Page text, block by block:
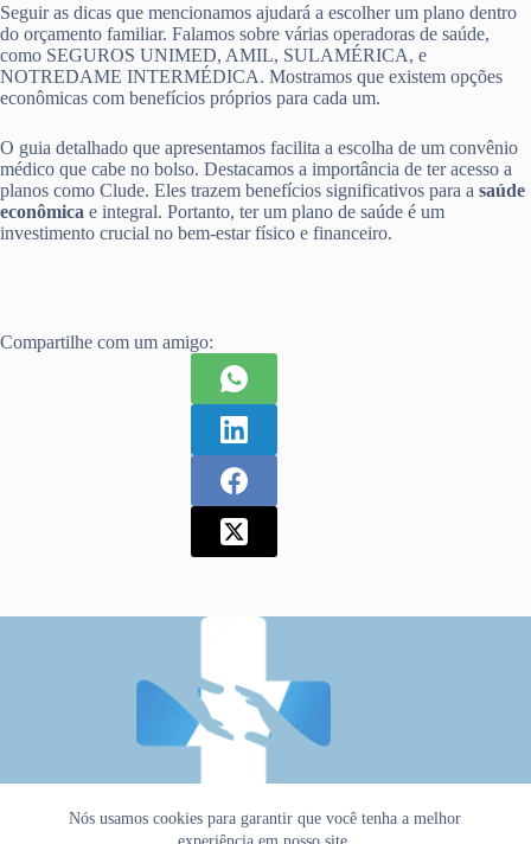
Nós usamos cookies para garantir que você tenha a melhor
Seguir as dicas que mencionamos ajudará a escolher um plano dentro
do orçamento familiar. Falamos sobre várias operadoras de saúde,
como SEGUROS UNIMED, AMIL, SULAMÉRICA, e
NOTREDAME INTERMÉDICA. Mostramos que existem opções
econômicas com benefícios próprios para cada um.
O guia detalhado que apresentamos facilita a escolha de um convênio
médico que cabe no bolso. Destacamos a importância de ter acesso a
planos como Clude. Eles trazem benefícios significativos para a saúde
econômica e integral. Portanto, ter um plano de saúde é um
investimento crucial no bem-estar físico e financeiro.
Compartilhe com um amigo: